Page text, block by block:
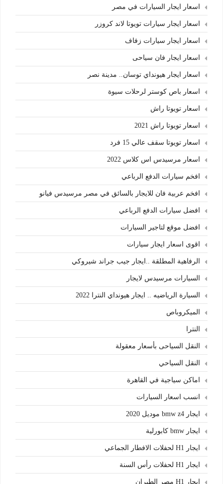
اسعار ايجار السيارات في مصر
اسعار ايجار سيارات تويوتا لاند كروزر
اسعار ايجار سيارات زفاف
اسعار ايجار فان سياحى
اسعار ايجار هيونداي توسان.. مدينة نصر
اسعار باص كوستر لرحلات سيوة
اسعار تويوتا راش
اسعار تويوتا راش 2021
اسعار تويوتا سقف عالي 15 فرد
اسعار مرسيدس اس كلاس 2022
افخم سيارات الدفع الرباعي
افخم عربية فان للايجار بالسائق في مصر مرسيدس فيانو
افضل سيارات الدفع الرباعي
افضل موقع لتاجير السيارات
اقوى اسعار ايجار سيارات
الرفاهية المطلقة ..ايجار جيب جراند شيروكي
السيارات مرسيدس لايجار
السيارة الرياضيه .. ايجار هيونداي النترا 2022
الميكروباص
النترا
النقل السياحى بأسعار معقولة
النقل السياحي
اماكن سياجية في القاهرة
انسب اسعار السيارات
ايجار bmw z4 موديل 2020
ايجار bmw كابورلية
ايجار H1 لحفلات الافطار الجماعي
ايجار H1 لحفلات رأس السنة
ايجار H1 مصر الطيران